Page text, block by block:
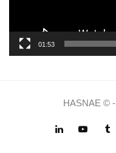
01:53
HASNAE © -